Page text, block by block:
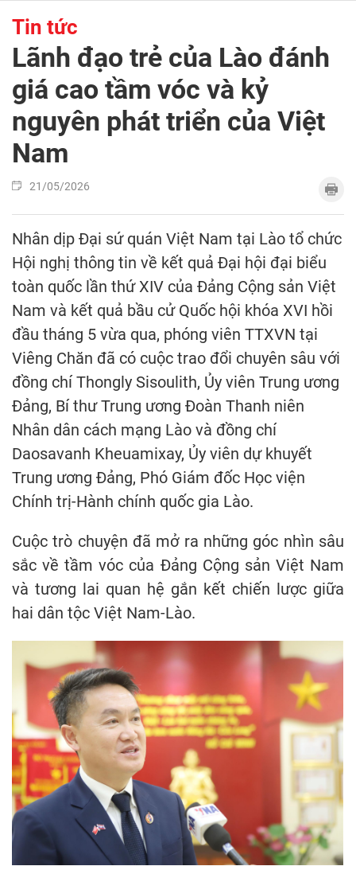
Tin tức
Lãnh đạo trẻ của Lào đánh
giá cao tầm vóc và kỷ
nguyên phát triển của Việt
Nam
21/05/2026
Nhân dịp Đại sứ quán Việt Nam tại Lào tổ chức
Hội nghị thông tin về kết quả Đại hội đại biểu
toàn quốc lần thứ XIV của Đảng Cộng sản Việt
Nam và kết quả bầu cử Quốc hội khóa XVI hồi
đầu tháng 5 vừa qua, phóng viên TTXVN tại
Viêng Chăn đã có cuộc trao đổi chuyên sâu với
đồng chí Thongly Sisoulith, Ủy viên Trung ương
Đảng, Bí thư Trung ương Đoàn Thanh niên
Nhân dân cách mạng Lào và đồng chí
Daosavanh Kheuamixay, Ủy viên dự khuyết
Trung ương Đảng, Phó Giám đốc Học viện
Chính trị-Hành chính quốc gia Lào.
Cuộc trò chuyện đã mở ra những góc nhìn sâu
sắc về tầm vóc của Đảng Cộng sản Việt Nam
và tương lai quan hệ gắn kết chiến lược giữa
hai dân tộc Việt Nam-Lào.